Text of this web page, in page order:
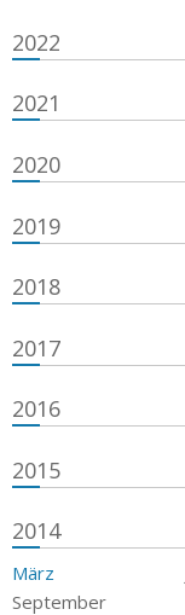
2022
2021
2020
2019
2018
2017
2016
2015
2014
März
September